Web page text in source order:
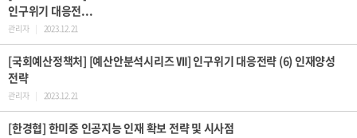
인구위기 대응전...
관리자 2023.12.21
[국회예산정책처] [예산안분석시리즈 Ⅶ] 인구위기 대응전략 (6) 인재양성
전략
관리자 2023.12.21
[한경협] 한미중 인공지능 인재 확보 전략 및 시사점